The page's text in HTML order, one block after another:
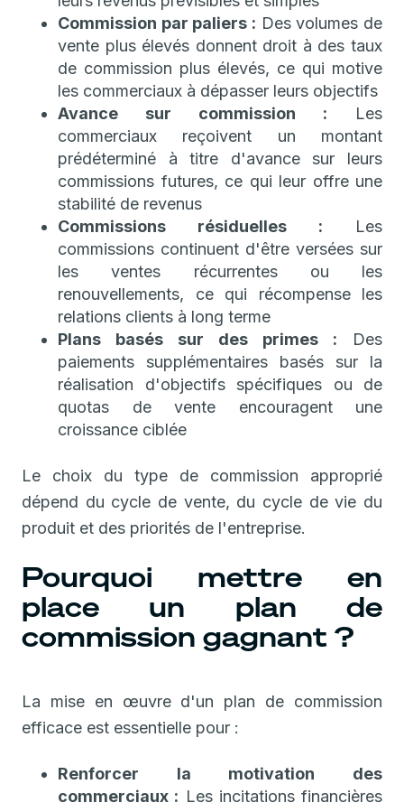
Commission par paliers : Des volumes de
vente plus élevés donnent droit à des taux
de commission plus élevés, ce qui motive
les commerciaux à dépasser leurs objectifs
Avance sur commission : Les
commerciaux reçoivent un montant
prédéterminé à titre d'avance sur leurs
commissions futures, ce qui leur offre une
stabilité de revenus
Commissions résiduelles : Les
commissions continuent d'être versées sur
les ventes récurrentes ou les
renouvellements, ce qui récompense les
relations clients à long terme
Plans basés sur des primes : Des
paiements supplémentaires basés sur la
réalisation d'objectifs spécifiques ou de
quotas de vente encouragent une
croissance ciblée
Le choix du type de commission approprié
dépend du cycle de vente, du cycle de vie du
produit et des priorités de l'entreprise.
Pourquoi mettre en
place un plan de
commission gagnant ?
La mise en œuvre d'un plan de commission
efficace est essentielle pour :
Renforcer la motivation des
commerciaux : Les incitations financières